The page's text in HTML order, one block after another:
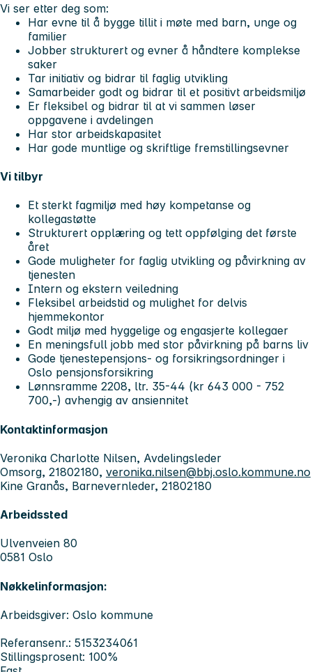
Vi ser etter deg som:
Har evne til å bygge tillit i møte med barn, unge og
familier
Jobber strukturert og evner å håndtere komplekse
saker
Tar initiativ og bidrar til faglig utvikling
Samarbeider godt og bidrar til et positivt arbeidsmiljø
Er fleksibel og bidrar til at vi sammen løser
oppgavene i avdelingen
Har stor arbeidskapasitet
Har gode muntlige og skriftlige fremstillingsevner
Vi tilbyr
Et sterkt fagmiljø med høy kompetanse og
kollegastøtte
Strukturert opplæring og tett oppfølging det første
året
Gode muligheter for faglig utvikling og påvirkning av
tjenesten
Intern og ekstern veiledning
Fleksibel arbeidstid og mulighet for delvis
hjemmekontor
Godt miljø med hyggelige og engasjerte kollegaer
En meningsfull jobb med stor påvirkning på barns liv
Gode tjenestepensjons- og forsikringsordninger i
Oslo pensjonsforsikring
Lønnsramme 2208, ltr. 35-44 (kr 643 000 - 752
700,-) avhengig av ansiennitet
Kontaktinformasjon
Veronika Charlotte Nilsen, Avdelingsleder
Omsorg, 21802180, veronika.nilsen@bbj.oslo.kommune.no
Kine Granås, Barnevernleder, 21802180
Arbeidssted
Ulvenveien 80
0581 Oslo
Nøkkelinformasjon:
Arbeidsgiver: Oslo kommune
Referansenr.: 5153234061
Stillingsprosent: 100%